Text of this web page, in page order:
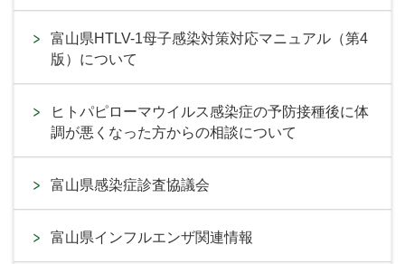
富山県HTLV-1母子感染対策対応マニュアル（第4
版）について
ヒトパピローマウイルス感染症の予防接種後に体
調が悪くなった方からの相談について
富山県感染症診査協議会
富山県インフルエンザ関連情報